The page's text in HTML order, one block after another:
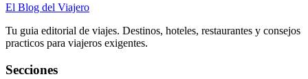
El Blog del Viajero
Tu guia editorial de viajes. Destinos, hoteles, restaurantes y consejos
practicos para viajeros exigentes.
Secciones